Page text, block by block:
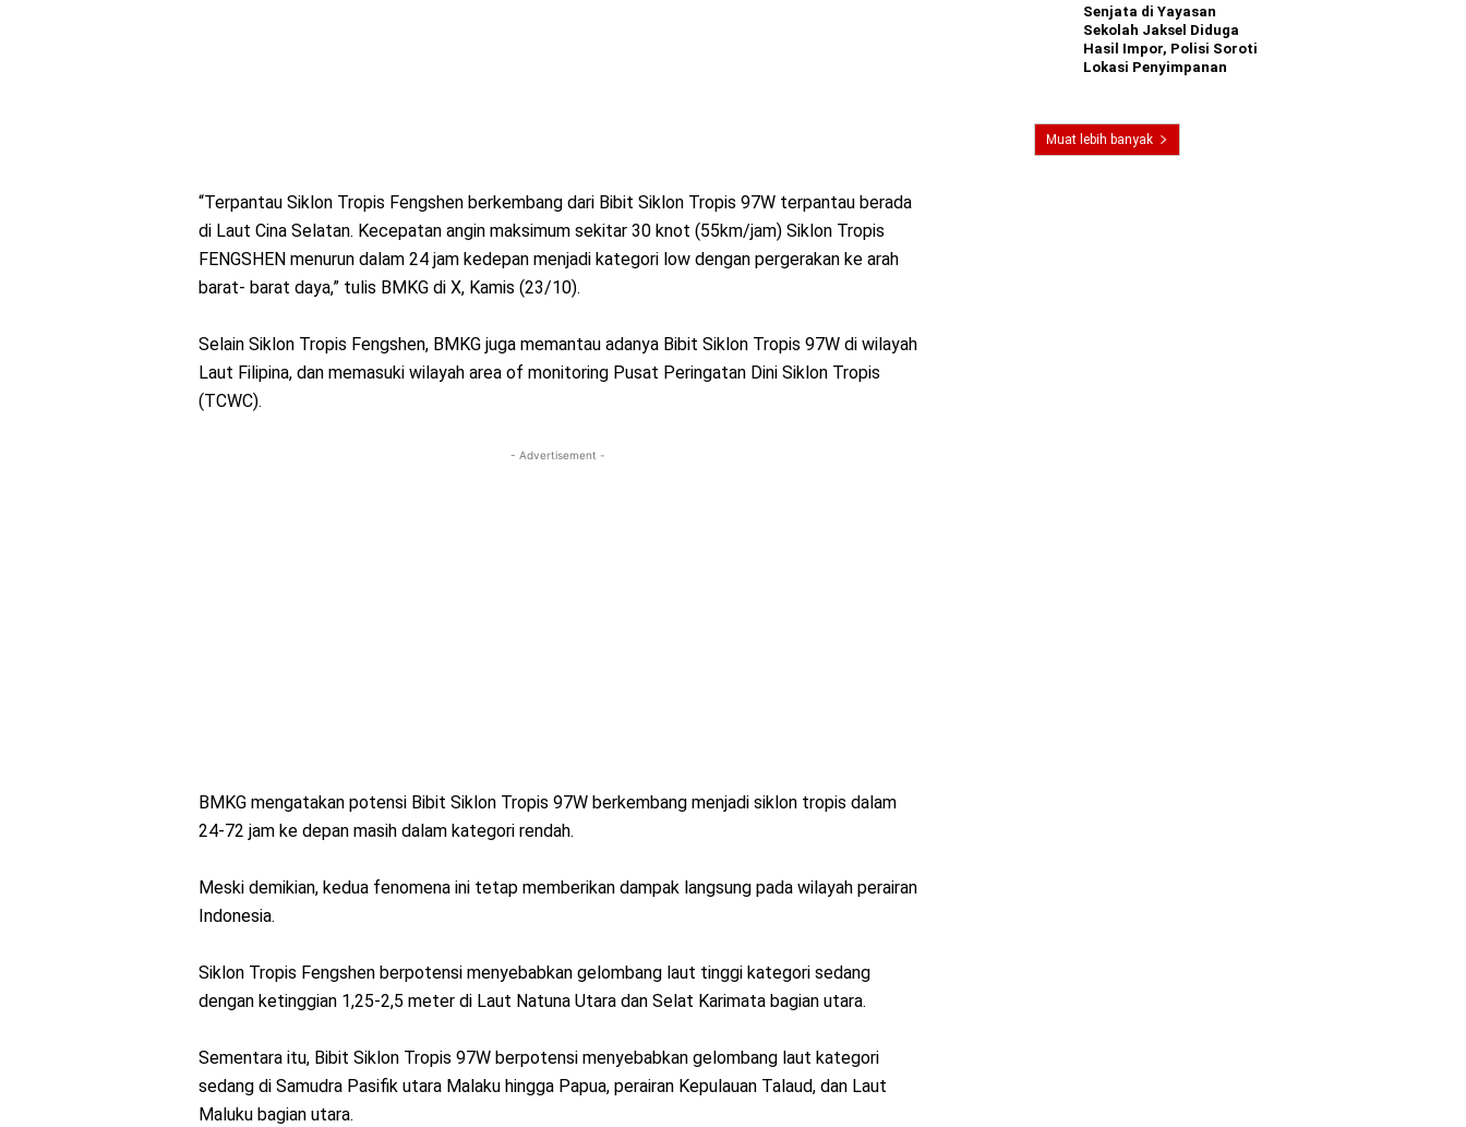
“Terpantau Siklon Tropis Fengshen berkembang dari Bibit Siklon Tropis 97W terpantau berada
di Laut Cina Selatan. Kecepatan angin maksimum sekitar 30 knot (55km/jam) Siklon Tropis
FENGSHEN menurun dalam 24 jam kedepan menjadi kategori low dengan pergerakan ke arah
barat- barat daya,” tulis BMKG di X, Kamis (23/10).
Selain Siklon Tropis Fengshen, BMKG juga memantau adanya Bibit Siklon Tropis 97W di wilayah
Laut Filipina, dan memasuki wilayah area of monitoring Pusat Peringatan Dini Siklon Tropis
(TCWC).
- Advertisement -
BMKG mengatakan potensi Bibit Siklon Tropis 97W berkembang menjadi siklon tropis dalam
24-72 jam ke depan masih dalam kategori rendah.
Meski demikian, kedua fenomena ini tetap memberikan dampak langsung pada wilayah perairan
Indonesia.
Siklon Tropis Fengshen berpotensi menyebabkan gelombang laut tinggi kategori sedang
dengan ketinggian 1,25-2,5 meter di Laut Natuna Utara dan Selat Karimata bagian utara.
Sementara itu, Bibit Siklon Tropis 97W berpotensi menyebabkan gelombang laut kategori
sedang di Samudra Pasifik utara Malaku hingga Papua, perairan Kepulauan Talaud, dan Laut
Maluku bagian utara.
Senjata di Yayasan
Sekolah Jaksel Diduga
Hasil Impor, Polisi Soroti
Lokasi Penyimpanan
Muat lebih banyak